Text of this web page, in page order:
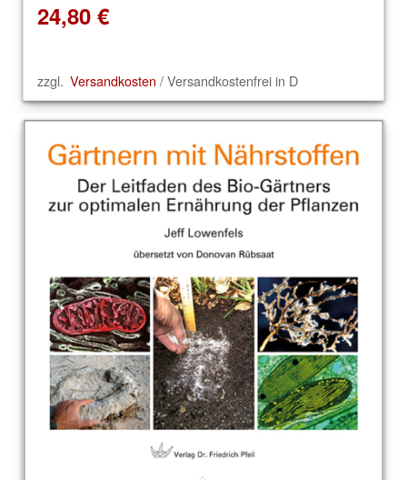
24,80 €
zzgl. Versandkosten / Versandkostenfrei in D